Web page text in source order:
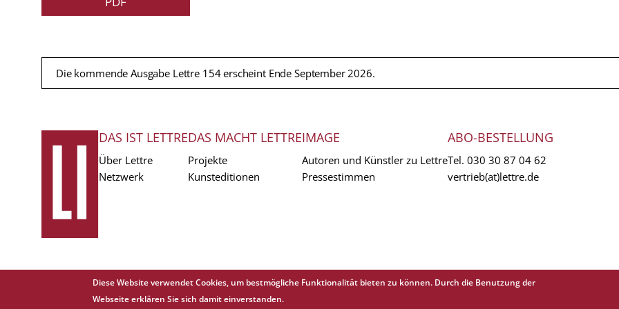
Die kommende Ausgabe Lettre 154 erscheint Ende September 2026.
FUSSZEILE
DAS IST LETTRE
Über Lettre
Netzwerk
DAS MACHT LETTRE
Projekte
Kunsteditionen
IMAGE
Autoren und Künstler zu Lettre
Pressestimmen
ABO-BESTELLUNG
Tel. 030 30 87 04 62
vertrieb(at)lettre.de
Copyright © 1988 - 2026 Lettre International. All rights reserved.
Diese Website verwendet Cookies, um bestmögliche Funktionalität bieten zu können. Durch die Benutzung der
Webseite erklären Sie sich damit einverstanden.